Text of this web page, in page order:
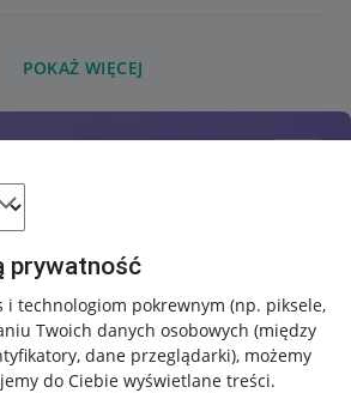
prywatność
i technologiom pokrewnym (np. piksele,
Twoich danych osobowych (między
dane przeglądarki), możemy
do Ciebie wyświetlane treści.
POKAŻ WIĘCEJ